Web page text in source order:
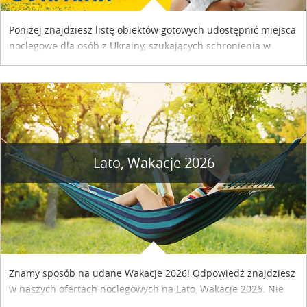
Poniżej znajdziesz listę obiektów gotowych udostępnić miejsca
noclegowe dla osób z Ukrainy, szukających schronienia w
Lato, Wakacje 2026
Znamy sposób na udane Wakacje 2026! Odpowiedź znajdziesz
w naszych ofertach noclegowych na Lato, Wakacje 2026. Nie